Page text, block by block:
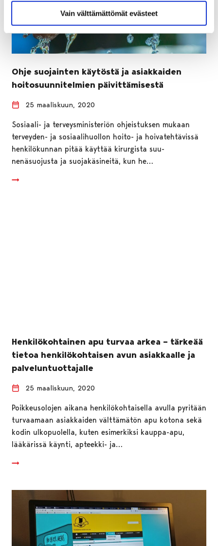
Vain välttämättömät evästeet
Ohje suojainten käytöstä ja asiakkaiden
hoitosuunnitelmien päivittämisestä
25 maaliskuun, 2020
Sosiaali- ja terveysministeriön ohjeistuksen mukaan
terveyden- ja sosiaalihuollon hoito- ja hoivatehtävissä
henkilökunnan pitää käyttää kirurgista suu-
nenäsuojusta ja suojakäsineitä, kun he…
Henkilökohtainen apu turvaa arkea – tärkeää
tietoa henkilökohtaisen avun asiakkaalle ja
palveluntuottajalle
25 maaliskuun, 2020
Poikkeusolojen aikana henkilökohtaisella avulla pyritään
turvaamaan asiakkaiden välttämätön apu kotona sekä
kodin ulkopuolella, kuten esimerkiksi kauppa-apu,
lääkärissä käynti, apteekki- ja…